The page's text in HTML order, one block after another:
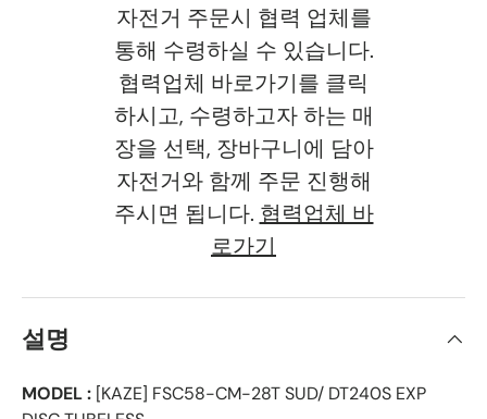
자전거 주문시 협력 업체를
통해 수령하실 수 있습니다.
협력업체 바로가기를 클릭
하시고, 수령하고자 하는 매
장을 선택, 장바구니에 담아
자전거와 함께 주문 진행해
주시면 됩니다. 협력업체 바
로가기
설명
MODEL : [KAZE] FSC58-CM-28T SUD/ DT240S EXP